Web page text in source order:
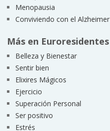
Menopausia
Conviviendo con el Alzheimer
Más en Euroresidentes
Belleza y Bienestar
Sentir bien
Elixires Mágicos
Ejercicio
Superación Personal
Ser positivo
Estrés